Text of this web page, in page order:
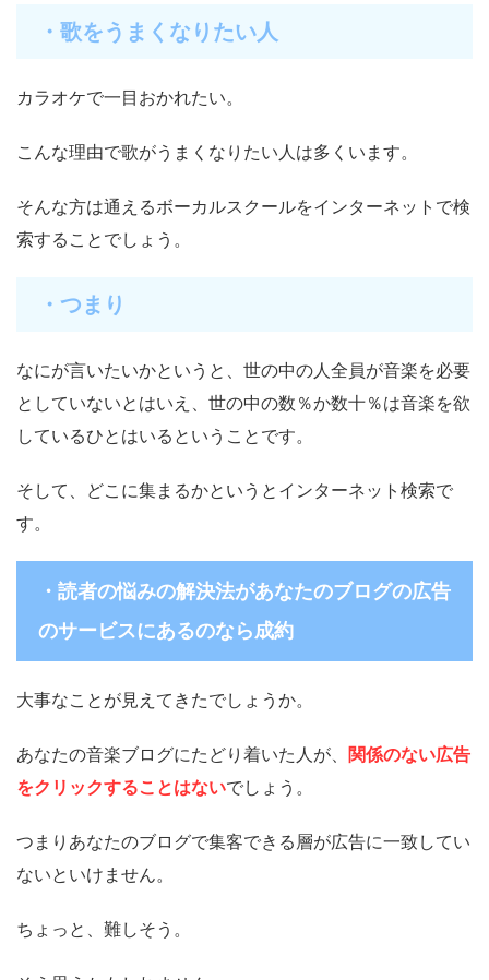
・歌をうまくなりたい人
カラオケで一目おかれたい。
こんな理由で歌がうまくなりたい人は多くいます。
そんな方は通えるボーカルスクールをインターネットで検
索することでしょう。
・つまり
なにが言いたいかというと、世の中の人全員が音楽を必要
としていないとはいえ、世の中の数％か数十％は音楽を欲
しているひとはいるということです。
そして、どこに集まるかというとインターネット検索で
す。
・読者の悩みの解決法があなたのブログの広告
のサービスにあるのなら成約
大事なことが見えてきたでしょうか。
あなたの音楽ブログにたどり着いた人が、 関係のない広告
をクリックすることはないでしょう。
つまりあなたのブログで集客できる層が広告に一致してい
ないといけません。
ちょっと、難しそう。